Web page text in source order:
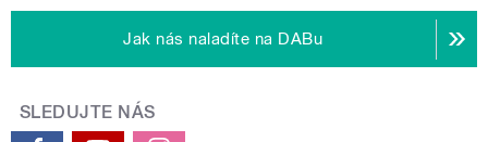
Jak nás naladíte na DABu
SLEDUJTE NÁS